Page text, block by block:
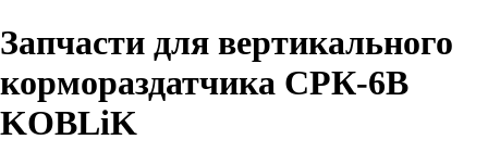
Запчасти для вертикального
кормораздатчика СРК-6В
KOBLiK